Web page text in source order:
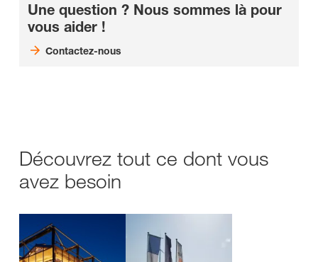
Une question ? Nous sommes là pour
vous aider !
Contactez-nous
Découvrez tout ce dont vous
avez besoin